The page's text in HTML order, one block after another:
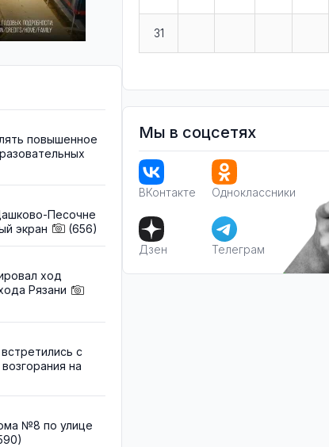
повышенное
Песочне
экран
(656)
ход
Рязани
с
на
№8 по улице
31
Мы в соцсетях
ВКонтакте Одноклассники
Дзен Телеграм